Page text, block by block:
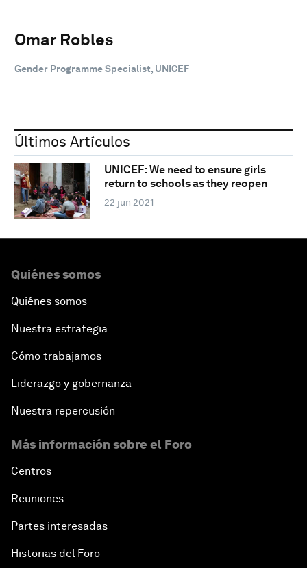
Omar Robles
Gender Programme Specialist, UNICEF
Últimos Artículos
UNICEF: We need to ensure girls
return to schools as they reopen
22 jun 2021
Quiénes somos
Quiénes somos
Nuestra estrategia
Cómo trabajamos
Liderazgo y gobernanza
Nuestra repercusión
Más información sobre el Foro
Centros
Reuniones
Partes interesadas
Historias del Foro